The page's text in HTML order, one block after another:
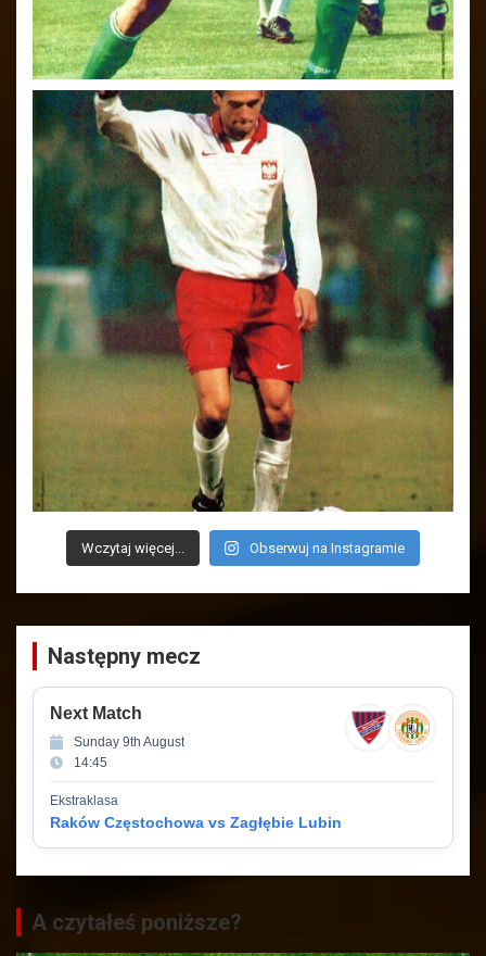
Wczytaj więcej... Obserwuj na Instagramie
Następny mecz
Next Match
Sunday 9th August
14:45
Ekstraklasa
Raków Częstochowa vs Zagłębie Lubin
A czytałeś poniższe?